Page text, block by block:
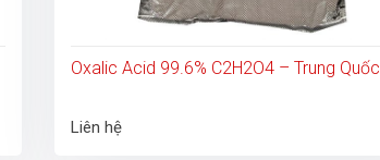
Oxalic Acid 99.6% C2H2O4 – Trung Quốc
Liên hệ